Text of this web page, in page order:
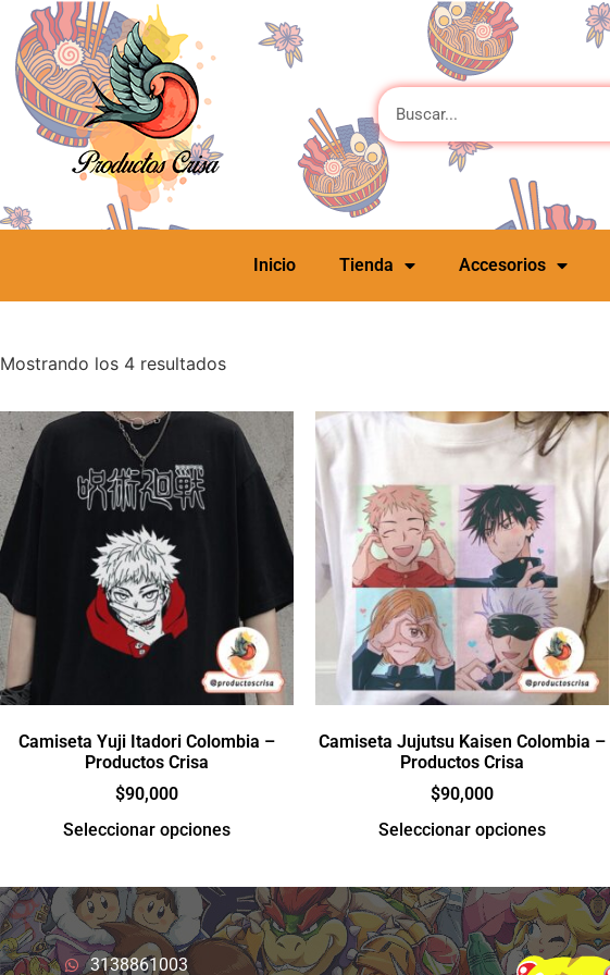
Inicio Tienda Accesorios
Mostrando los 4 resultados
Camiseta Yuji Itadori Colombia –
Productos Crisa
$90,000
Seleccionar opciones
Camiseta Jujutsu Kaisen Colombia –
Productos Crisa
$90,000
Seleccionar opciones
3138861003